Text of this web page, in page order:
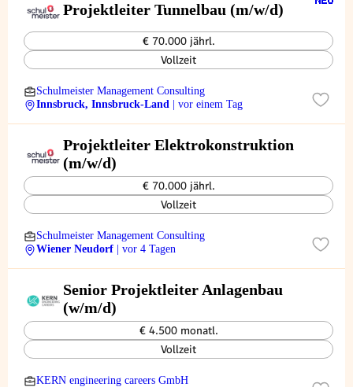
Projektleiter Tunnelbau (m/w/d)
€ 70.000 jährl.
Vollzeit
Schulmeister Management Consulting
Innsbruck, Innsbruck-Land
| vor einem Tag
Projektleiter Elektrokonstruktion
(m/w/d)
€ 70.000 jährl.
Vollzeit
Schulmeister Management Consulting
Wiener Neudorf
| vor 4 Tagen
Senior Projektleiter Anlagenbau
(w/m/d)
€ 4.500 monatl.
Vollzeit
KERN engineering careers GmbH